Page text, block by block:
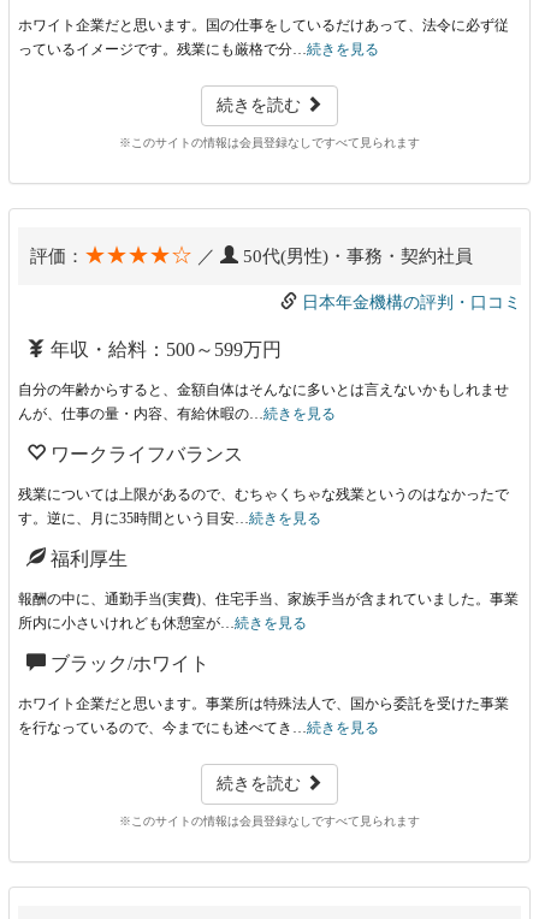
ホワイト企業だと思います。国の仕事をしているだけあって、法令に必ず従
っているイメージです。残業にも厳格で分… 続きを見る
続きを読む
※このサイトの情報は会員登録なしですべて見られます
評価： ★★★★☆ ／ 50代(男性)・事務・契約社員
日本年金機構の評判・口コミ
年収・給料：500～599万円
自分の年齢からすると、金額自体はそんなに多いとは言えないかもしれませ
んが、仕事の量・内容、有給休暇の… 続きを見る
ワークライフバランス
残業については上限があるので、むちゃくちゃな残業というのはなかったで
す。逆に、月に35時間という目安… 続きを見る
福利厚生
報酬の中に、通勤手当(実費)、住宅手当、家族手当が含まれていました。事業
所内に小さいけれども休憩室が… 続きを見る
ブラック/ホワイト
ホワイト企業だと思います。事業所は特殊法人で、国から委託を受けた事業
を行なっているので、今までにも述べてき… 続きを見る
続きを読む
※このサイトの情報は会員登録なしですべて見られます